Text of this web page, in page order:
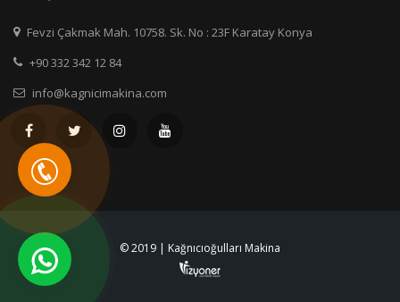
Fevzi Çakmak Mah. 10758. Sk. No : 23F Karatay Konya
+90 332 342 12 84
info@kagnicimakina.com
© 2019 | Kağnıcıoğulları Makina